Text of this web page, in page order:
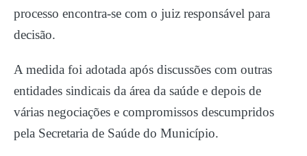
processo encontra-se com o juiz responsável para
decisão.
A medida foi adotada após discussões com outras
entidades sindicais da área da saúde e depois de
várias negociações e compromissos descumpridos
pela Secretaria de Saúde do Município.